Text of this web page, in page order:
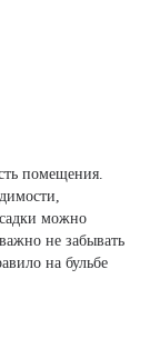
помещения.
можно
не забывать
на бульбе